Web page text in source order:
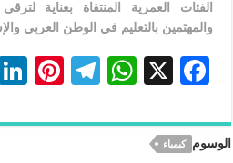
الفئات العمرية المنتقاة بعناية
والمهتمين بالتعليم في الوطن العربي
F
eb
X
W
at
Te
gr
Pi
er
الوسوم كيمياء